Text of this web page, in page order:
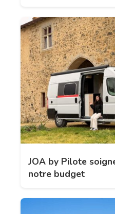
JOA by Pilote
notre budget